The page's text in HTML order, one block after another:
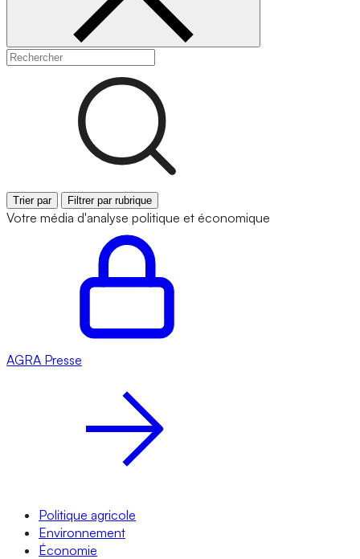
Trier par Filtrer par rubrique
Votre média d'analyse politique et économique
AGRA Presse
Politique agricole
Environnement
Économie